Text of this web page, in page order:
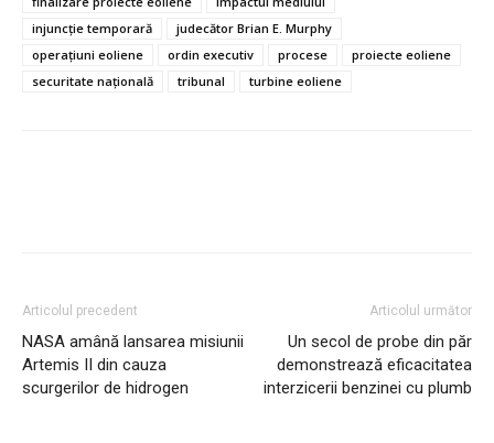
injuncție temporară
judecător Brian E. Murphy
operațiuni eoliene
ordin executiv procese
proiecte eoliene
securitate națională
tribunal turbine eoliene
Articolul precedent
NASA amână lansarea misiunii
Artemis II din cauza
scurgerilor de hidrogen
Articolul următor
Un secol de probe din păr
demonstrează eficacitatea
interzicerii benzinei cu plumb